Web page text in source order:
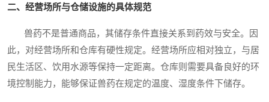
二、经营场所与仓储设施的具体规范
兽药不是普通商品，其储存条件直接关系到药效与安全。因
此，对经营场所和仓库有硬性规定。经营场所应相对独立，与居
民生活区、饮用水源等保持一定距离。仓库则需要具备良好的环
境控制能力，能够保证兽药在规定的温度、湿度条件下储存。